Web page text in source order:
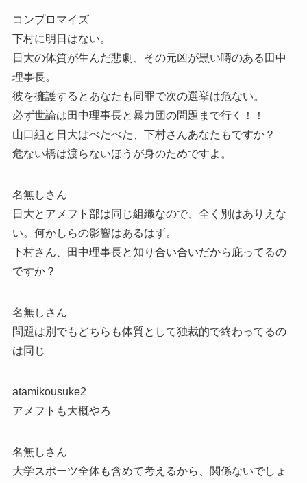
コンプロマイズ
下村に明日はない。
日大の体質が生んだ悲劇、その元凶が黒い噂のある田中
理事長。
彼を擁護するとあなたも同罪で次の選挙は危ない。
必ず世論は田中理事長と暴力団の問題まで行く！！
山口組と日大はべたべた、下村さんあなたもですか？
危ない橋は渡らないほうが身のためですよ。
名無しさん
日大とアメフト部は同じ組織なので、全く別はありえな
い。何かしらの影響はあるはず。
下村さん、田中理事長と知り合い合いだから庇ってるの
ですか？
名無しさん
問題は別でもどちらも体質として独裁的で終わってるの
は同じ
atamikousuke2
アメフトも大概やろ
名無しさん
大学スポーツ全体も含めて考えるから、関係ないでしょ